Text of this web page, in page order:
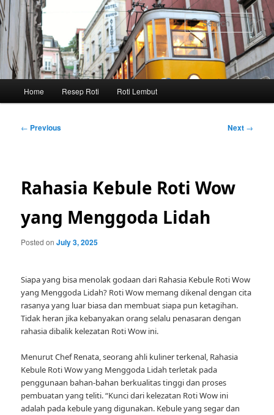
Skip
to
primary
content
Home Resep Roti Roti Lembut
Post
← Previous Next →
Rahasia Kebule Roti Wow
yang Menggoda Lidah
Posted onJuly 3, 2025
Siapa yang bisa menolak godaan dari Rahasia Kebule Roti Wow
yang Menggoda Lidah? Roti Wow memang dikenal dengan cita
rasanya yang luar biasa dan membuat siapa pun ketagihan.
Tidak heran jika kebanyakan orang selalu penasaran dengan
rahasia dibalik kelezatan Roti Wow ini.
Menurut Chef Renata, seorang ahli kuliner terkenal, Rahasia
Kebule Roti Wow yang Menggoda Lidah terletak pada
penggunaan bahan-bahan berkualitas tinggi dan proses
pembuatan yang teliti. “Kunci dari kelezatan Roti Wow ini
adalah pada kebule yang digunakan. Kebule yang segar dan